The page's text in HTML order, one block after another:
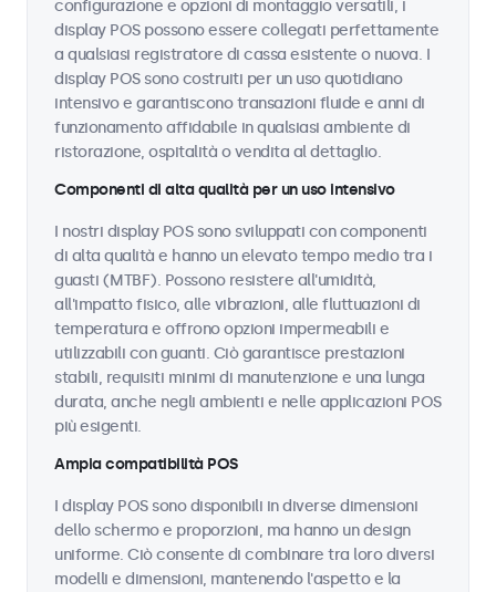
configurazione e opzioni di montaggio versatili, i
display POS possono essere collegati perfettamente
a qualsiasi registratore di cassa esistente o nuova. I
display POS sono costruiti per un uso quotidiano
intensivo e garantiscono transazioni fluide e anni di
funzionamento affidabile in qualsiasi ambiente di
ristorazione, ospitalità o vendita al dettaglio.
Componenti di alta qualità per un uso intensivo
I nostri display POS sono sviluppati con componenti
di alta qualità e hanno un elevato tempo medio tra i
guasti (MTBF). Possono resistere all'umidità,
all'impatto fisico, alle vibrazioni, alle fluttuazioni di
temperatura e offrono opzioni impermeabili e
utilizzabili con guanti. Ciò garantisce prestazioni
stabili, requisiti minimi di manutenzione e una lunga
durata, anche negli ambienti e nelle applicazioni POS
più esigenti.
Ampia compatibilità POS
I display POS sono disponibili in diverse dimensioni
dello schermo e proporzioni, ma hanno un design
uniforme. Ciò consente di combinare tra loro diversi
modelli e dimensioni, mantenendo l'aspetto e la